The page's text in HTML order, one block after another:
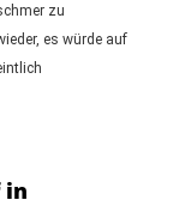
zu
es würde auf
in